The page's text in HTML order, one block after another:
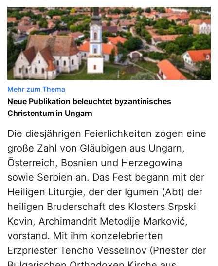
Mehr zum Thema
Neue Publikation beleuchtet byzantinisches
Christentum in Ungarn
Die diesjährigen Feierlichkeiten zogen eine
große Zahl von Gläubigen aus Ungarn,
Österreich, Bosnien und Herzegowina
sowie Serbien an. Das Fest begann mit der
Heiligen Liturgie, der der Igumen (Abt) der
heiligen Bruderschaft des Klosters Srpski
Kovin, Archimandrit Metodije Marković,
vorstand. Mit ihm konzelebrierten
Erzpriester Tencho Vesselinov (Priester der